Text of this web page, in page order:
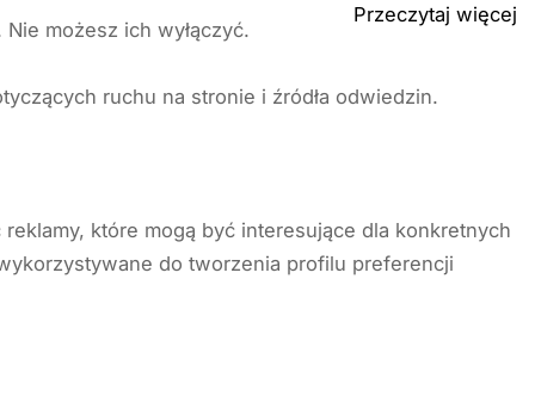
Przeczytaj więcej
możesz ich wyłączyć.
ruchu na stronie i źródła odwiedzin.
które mogą być interesujące dla konkretnych
do tworzenia profilu preferencji